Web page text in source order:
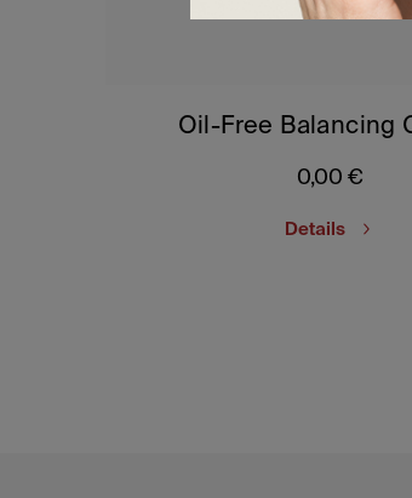
Oil-Free Balancing
0,00 €
Details